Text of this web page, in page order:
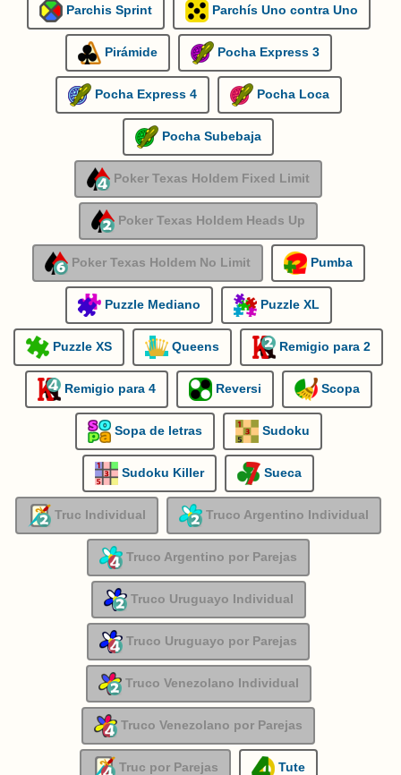
Parchis Sprint Parchís Uno contra Uno
Pirámide Pocha Express 3
Pocha Express 4 Pocha Loca
Pocha Subebaja
Poker Texas Holdem Fixed Limit
Poker Texas Holdem Heads Up
Poker Texas Holdem No Limit Pumba
Puzzle Mediano Puzzle XL
Puzzle XS Queens Remigio para 2
Remigio para 4 Reversi Scopa
Sopa de letras Sudoku
Sudoku Killer Sueca
Truc Individual Truco Argentino Individual
Truco Argentino por Parejas
Truco Uruguayo Individual
Truco Uruguayo por Parejas
Truco Venezolano Individual
Truco Venezolano por Parejas
Truc por Parejas Tute